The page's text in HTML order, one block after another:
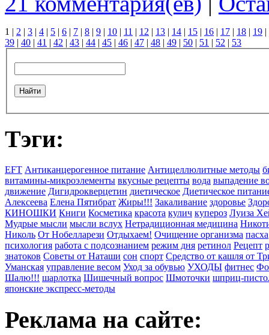
1 | 2 | 3 | 4 | 5 | 6 | 7 | 8 | 9 | 10 | 11 | 12 | 13 | 14 | 15 | 16 | 17 | 18 | 19 |
39 | 40 | 41 | 42 | 43 | 44 | 45 | 46 | 47 | 48 | 49 | 50 | 51 | 52 | 53
Тэги:
EFT Антиканцерогенное питание Антицеллюлитные методы
витамины-микроэлементы вкусные рецепты вода выпадение
движение Дигидрокверцетин диетическое Диетическое
Алексеева Елена Пятибрат Жиры!!! Закаливание здоровье
КИНОШКИ Книги Косметика красота кулич купероз Луиза
Мудрые мысли мысли вслух Нетрадиционная медицина
Николь От Нобелларези Отдыхаем! Очищение организма пасха
психология работа с подсознанием режим дня ретинол Рецепт
знатоков Советы от Наташи сон спорт Средство от кашля от
Уманская управление весом Уход за обувью УХОДЫ фитнес
Шалю!!! шарлотка Шишечный вопрос Шмоточки шприц-
японские экспресс-методы
Реклама на сайте: